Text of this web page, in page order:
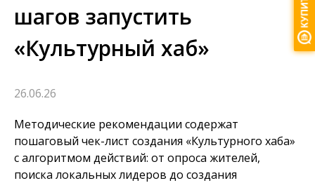
шагов запустить
«Культурный хаб»
26.06.26
Методические рекомендации содержат
пошаговый чек-лист создания «Культурного хаба»
с алгоритмом действий: от опроса жителей,
поиска локальных лидеров до создания